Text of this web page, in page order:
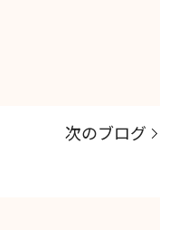
次のブログ